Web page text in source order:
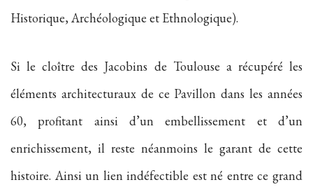
Historique, Archéologique et Ethnologique).
Si le cloître des Jacobins de Toulouse a récupéré les
éléments architecturaux de ce Pavillon dans les années
60, profitant ainsi d’un embellissement et d’un
enrichissement, il reste néanmoins le garant de cette
histoire. Ainsi un lien indéfectible est né entre ce grand